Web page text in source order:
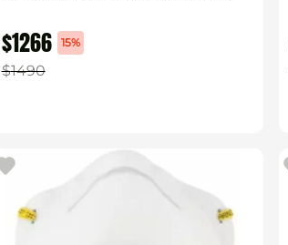
$1266 15%
$1490